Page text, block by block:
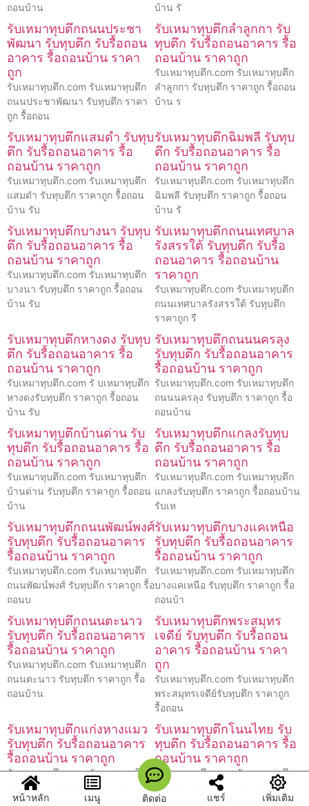
ถอนบ้าน
บ้าน รั
รับเหมาทุบตึกถนนประชา
พัฒนา รับทุบตึก รับรื้อถอน
อาคาร รื้อถอนบ้าน ราคา
ถูก
รับเหมาทุบตึก.com รับเหมาทุบตึก
ถนนประชาพัฒนา รับทุบตึก ราคา
ถูก รื้อถอน
รับเหมาทุบตึกลำลูกกา รับ
ทุบตึก รับรื้อถอนอาคาร รื้อ
ถอนบ้าน ราคาถูก
รับเหมาทุบตึก.com รับเหมาทุบตึก
ลำลูกกา รับทุบตึก ราคาถูก รื้อถอน
บ้าน ร
รับเหมาทุบตึกแสมดำ รับทุบ
ตึก รับรื้อถอนอาคาร รื้อ
ถอนบ้าน ราคาถูก
รับเหมาทุบตึก.com รับเหมาทุบตึก
แสมดำ รับทุบตึก ราคาถูก รื้อถอน
บ้าน รับ
รับเหมาทุบตึกฉิมพลี รับทุบ
ตึก รับรื้อถอนอาคาร รื้อ
ถอนบ้าน ราคาถูก
รับเหมาทุบตึก.com รับเหมาทุบตึก
ฉิมพลี รับทุบตึก ราคาถูก รื้อถอน
บ้าน รั
รับเหมาทุบตึกบางนา รับทุบ
ตึก รับรื้อถอนอาคาร รื้อ
ถอนบ้าน ราคาถูก
รับเหมาทุบตึก.com รับเหมาทุบตึก
บางนา รับทุบตึก ราคาถูก รื้อถอน
บ้าน รับ
รับเหมาทุบตึกถนนเทศบาล
รังสรรใต้ รับทุบตึก รับรื้อ
ถอนอาคาร รื้อถอนบ้าน
ราคาถูก
รับเหมาทุบตึก.com รับเหมาทุบตึก
ถนนเทศบาลรังสรรใต้ รับทุบตึก
ราคาถูก รื
รับเหมาทุบตึกหางดง รับทุบ
ตึก รับรื้อถอนอาคาร รื้อ
ถอนบ้าน ราคาถูก
รับเหมาทุบตึก.com รั บเหมาทุบตึก
หางดงรับทุบตึก ราคาถูก รื้อถอน
บ้าน รับ
รับเหมาทุบตึกถนนนครลุง
รับทุบตึก รับรื้อถอนอาคาร
รื้อถอนบ้าน ราคาถูก
รับเหมาทุบตึก.com รับเหมาทุบตึก
ถนนนครลุง รับทุบตึก ราคาถูก รื้อ
ถอนบ้าน
รับเหมาทุบตึกบ้านด่าน รับ
ทุบตึก รับรื้อถอนอาคาร รื้อ
ถอนบ้าน ราคาถูก
รับเหมาทุบตึก.com รับเหมาทุบตึก
บ้านด่าน รับทุบตึก ราคาถูก รื้อถอน
บ้าน
รับเหมาทุบตึกแกลงรับทุบ
ตึก รับรื้อถอนอาคาร รื้อ
ถอนบ้าน ราคาถูก
รับเหมาทุบตึก.com รับเหมาทุบตึก
แกลงรับทุบตึก ราคาถูก รื้อถอนบ้าน
รับเห
รับเหมาทุบตึกถนนพัฒน์พงศ์
รับทุบตึก รับรื้อถอนอาคาร
รื้อถอนบ้าน ราคาถูก
รับเหมาทุบตึก.com รับเหมาทุบตึก
ถนนพัฒน์พงศ์ รับทุบตึก ราคาถูก รื้อ
ถอนบ
รับเหมาทุบตึกบางแคเหนือ
รับทุบตึก รับรื้อถอนอาคาร
รื้อถอนบ้าน ราคาถูก
รับเหมาทุบตึก.com รับเหมาทุบตึก
บางแคเหนือ รับทุบตึก ราคาถูก รื้อ
ถอนบ้า
รับเหมาทุบตึกถนนตะนาว
รับทุบตึก รับรื้อถอนอาคาร
รื้อถอนบ้าน ราคาถูก
รับเหมาทุบตึก.com รับเหมาทุบตึก
ถนนตะนาว รับทุบตึก ราคาถูก รื้อ
ถอนบ้าน
รับเหมาทุบตึกพระสมุทร
เจดีย์ รับทุบตึก รับรื้อถอน
อาคาร รื้อถอนบ้าน ราคา
ถูก
รับเหมาทุบตึก.com รับเหมาทุบตึก
พระสมุทรเจดีย์รับทุบตึก ราคาถูก
รื้อถอน
รับเหมาทุบตึกแก่งหางแมว
รับทุบตึก รับรื้อถอนอาคาร
รื้อถอนบ้าน ราคาถูก
รับเหมาทุบตึก.com รับเหมาทุบตึก
แก่งหางแมวรับทุบตึก ราคาถูก รื้อ
ถอนบ้าน
รับเหมาทุบตึกโนนไทย รับ
ทุบตึก รับรื้อถอนอาคาร รื้อ
ถอนบ้าน ราคาถูก
รับเหมาทุบตึก.com รับเหมาทุบตึก
โนนไทย รับทุบตึก ราคาถูก รื้อถอน
บ้าน รั
หน้าหลัก เมนู ติดต่อ แชร์ เพิ่มเติม